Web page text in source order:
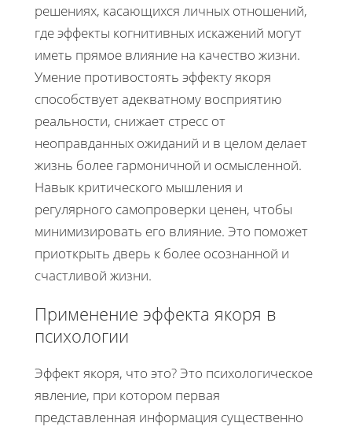
решениях, касающихся личных отношений,
где эффекты когнитивных искажений могут
иметь прямое влияние на качество жизни.
Умение противостоять эффекту якоря
способствует адекватному восприятию
реальности, снижает стресс от
неоправданных ожиданий и в целом делает
жизнь более гармоничной и осмысленной.
Навык критического мышления и
регулярного самопроверки ценен, чтобы
минимизировать его влияние. Это поможет
приоткрыть дверь к более осознанной и
счастливой жизни.
Применение эффекта якоря в
психологии
Эффект якоря, что это? Это психологическое
явление, при котором первая
представленная информация существенно